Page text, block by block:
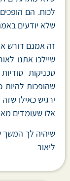
לכוח. הם
שלא יודעים
זה אמנם דורש
שיילכו אתנו
טכניקות
שהופכות להיות
ירגיש כאילו
אלו שעומדים
שיהיה לך המשך
ליאור